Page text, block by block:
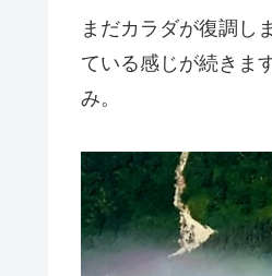
まだカラダが復調し
ている感じが続きま
み。